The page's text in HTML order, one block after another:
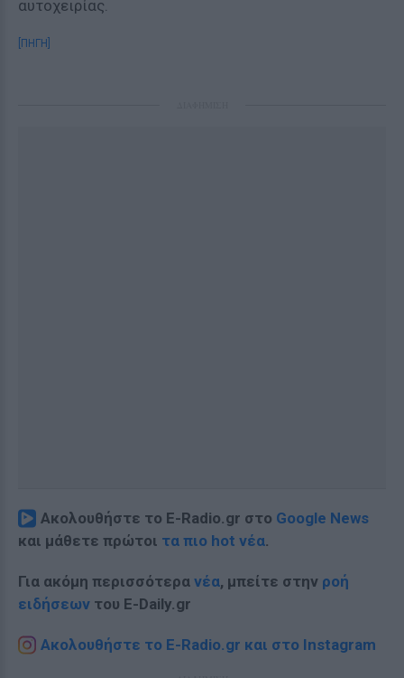
αυτοχειρίας.
[ΠΗΓΗ]
Ακολουθήστε το E-Radio.gr στο Google News
και μάθετε πρώτοι τα πιο hot νέα.
Για ακόμη περισσότερα νέα, μπείτε στην ροή
ειδήσεων του E-Daily.gr
Ακολουθήστε το E-Radio.gr και στο Instagram